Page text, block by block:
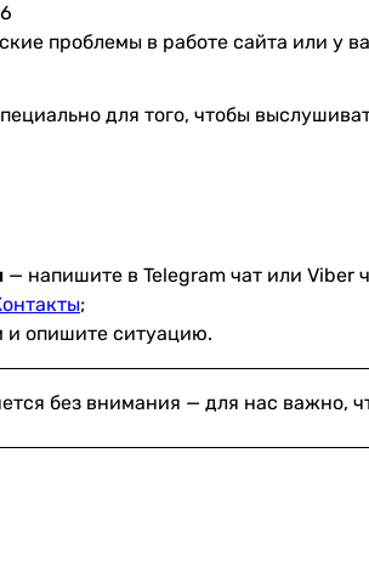
проблемы в работе сайта или
для того, чтобы
— напишите в Telegram чат или
;
и опишите ситуацию.
без внимания — для нас важно,